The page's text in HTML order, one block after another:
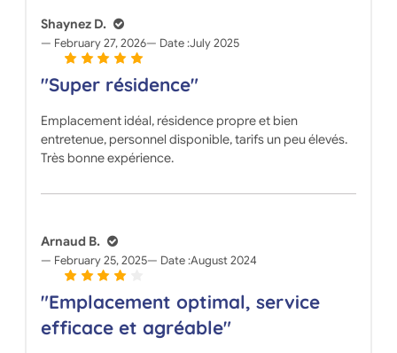
Shaynez D.
February 27, 2026 Date :July 2025
"Super résidence"
Emplacement idéal, résidence propre et bien
entretenue, personnel disponible, tarifs un peu élevés.
Très bonne expérience.
Arnaud B.
February 25, 2025 Date :August 2024
"Emplacement optimal, service
efficace et agréable"